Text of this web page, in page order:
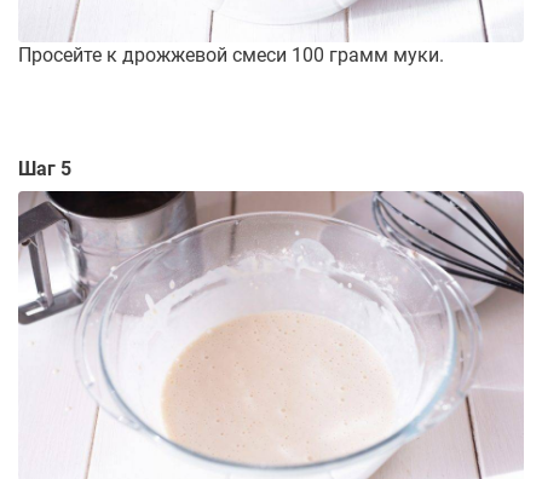
Просейте к дрожжевой смеси 100 грамм муки.
Шаг 5